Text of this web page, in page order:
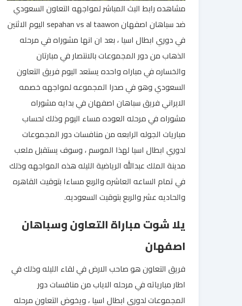
مشاهده رابط البث المباشر لمواجهه التعاون السعودي
ضد سباهان اصفهان sepahan vs al taawon اليوم الاثنين
في دوري ابطال اسيا ، بعد ان انها مشوراه في مرحله
الذهاب من دور المجموعات بالانتصار في مبارتان
والخساره في مباراه واحده يستعد اليوم فريق التعاون
السعودي وهو في صدرا المجموعه لمواجهه خصمه
الايراني فريق سباهان اصفهان في بدايه مشوراه
مشوراه في مرحله العوده مساء اليوم وذلك لحساب
مباريات الجوله الرابعه من منافسات دور المجموعات
لدوري ابطال اسيا لهذا الموسم ، وسوف يستقبل ملعب
مدينة الملك عبدالله الرياضية الليله هذه المواجهه وذلك
في تمام الساعه العاشره والربع مساءا بتوقيت القاهره
والحاديه عشر والربع بتوقيت السعوديه.
يلا شوت مباراة التعاون وسباهان
اصفهان
فريق التعاون هو صاحب الارض في لقاء الليله وذلك في
اطار مبارياته في مرحله الاياب من منافسات دور
المجموعات لدوري ابطال اسيا ، ويخوض التعاون مرحله